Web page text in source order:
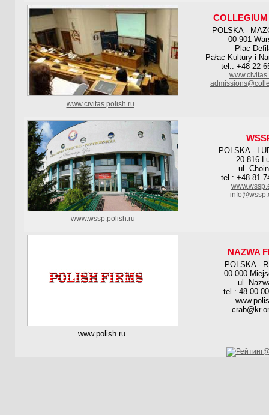
POLSKA -
00-901
Plac
Pałac Kultury i
tel.: +48 22
www.civitas.polish.ru
POLSKA -
20-816
ul.
tel.: +48 81
www.wssp.polish.ru
NAZWA
POLSKA -
00-000
ul.
tel.: 48 00
www.polish.ru